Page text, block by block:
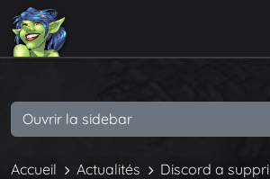
Accueil Actualités
Discord a
Ouvrir la sidebar